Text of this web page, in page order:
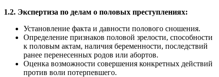
1.2. Экспертиза по делам о половых преступлениях:
Установление факта и давности полового сношения.
Определение признаков половой зрелости, способности
к половым актам, наличия беременности, последствий
ранее перенесенных родов или абортов.
Оценка возможности совершения конкретных действий
против воли потерпевшего.